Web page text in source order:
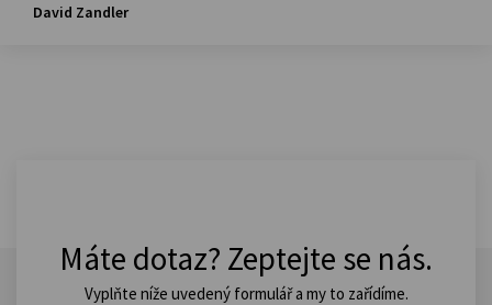
David Zandler
Máte dotaz? Zeptejte se nás.
Vyplňte níže uvedený formulář a my to zařídíme.